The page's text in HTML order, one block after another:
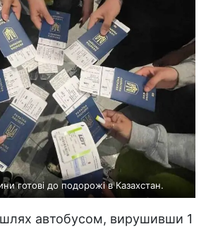
готові до подорожі в Казахстан.
автобусом, вирушивши 1